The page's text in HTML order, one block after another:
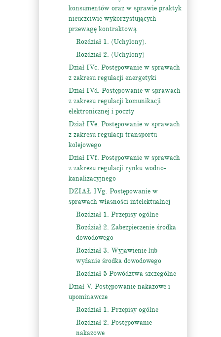
konsumentów oraz w sprawie praktyk
nieuczciwie wykorzystujących
przewagę kontraktową
Rozdział 1. (Uchylony).
Rozdział 2. (Uchylony)
Dział IVc. Postępowanie w sprawach
z zakresu regulacji energetyki
Dział IVd. Postępowanie w sprawach
z zakresu regulacji komunikacji
elektronicznej i poczty
Dział IVe. Postępowanie w sprawach
z zakresu regulacji transportu
kolejowego
Dział IVf. Postępowanie w sprawach
z zakresu regulacji rynku wodno-
kanalizacyjnego
DZIAŁ IVg. Postępowanie w
sprawach własności intelektualnej
Rozdział 1. Przepisy ogólne
Rozdział 2. Zabezpieczenie środka
dowodowego
Rozdział 3. Wyjawienie lub
wydanie środka dowodowego
Rozdział 5 Powództwa szczególne
Dział V. Postępowanie nakazowe i
upominawcze
Rozdział 1. Przepisy ogólne
Rozdział 2. Postępowanie
nakazowe